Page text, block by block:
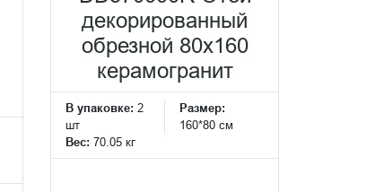
декорированный
обрезной 80x160
керамогранит
В упаковке: 2
шт
Размер:
160*80 см
Вес: 70.05 кг